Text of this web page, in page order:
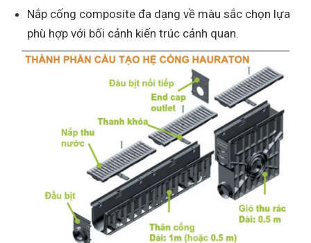
Nắp cống composite đa dạng về màu sắc chọn lựa
phù hợp với bối cảnh kiến trúc cảnh quan.